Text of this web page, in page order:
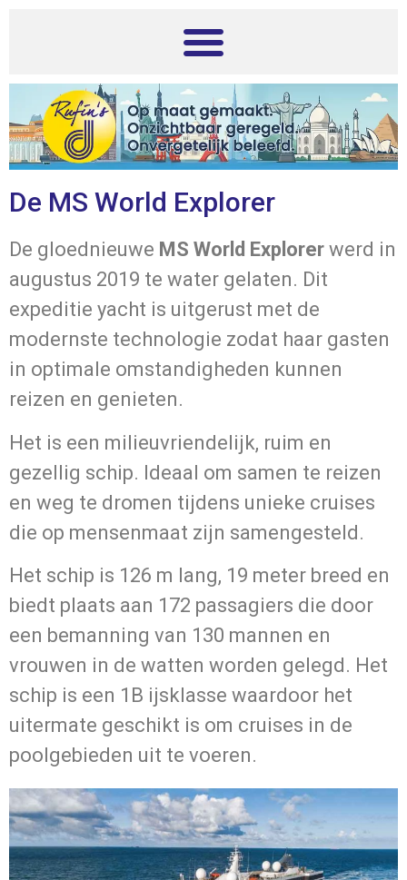
De MS World Explorer
De gloednieuwe MS World Explorer werd in
augustus 2019 te water gelaten. Dit
expeditie yacht is uitgerust met de
modernste technologie zodat haar gasten
in optimale omstandigheden kunnen
reizen en genieten.
Het is een milieuvriendelijk, ruim en
gezellig schip. Ideaal om samen te reizen
en weg te dromen tijdens unieke cruises
die op mensenmaat zijn samengesteld.
Het schip is 126 m lang, 19 meter breed en
biedt plaats aan 172 passagiers die door
een bemanning van 130 mannen en
vrouwen in de watten worden gelegd. Het
schip is een 1B ijsklasse waardoor het
uitermate geschikt is om cruises in de
poolgebieden uit te voeren.